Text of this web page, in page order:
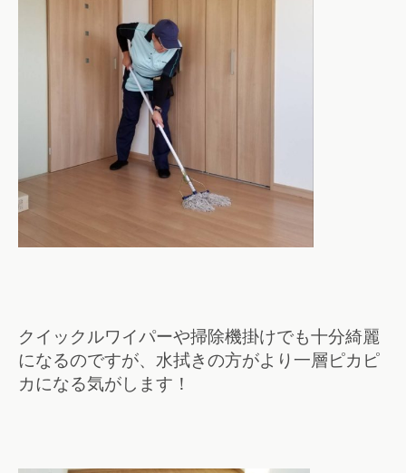
クイックルワイパーや掃除機掛けでも十分綺麗
になるのですが、水拭きの方がより一層ピカピ
カになる気がします！